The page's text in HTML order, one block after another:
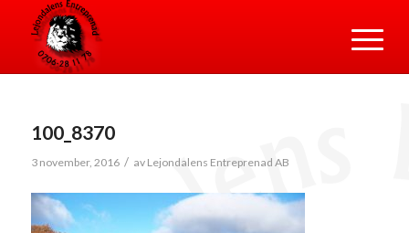
100_8370
3 november, 2016 / av Lejondalens Entreprenad AB